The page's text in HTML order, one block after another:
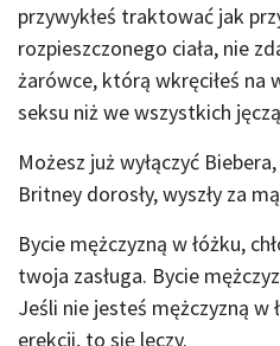
przywykłeś traktować jak
rozpieszczonego ciała, nie
żarówce, którą wkręciłeś na
seksu niż we wszystkich
Możesz już wyłączyć
Britney dorosły, wyszły za
Bycie mężczyzną w łóżku,
twoja zasługa. Bycie
Jeśli nie jesteś mężczyzną
erekcji, to się leczy.